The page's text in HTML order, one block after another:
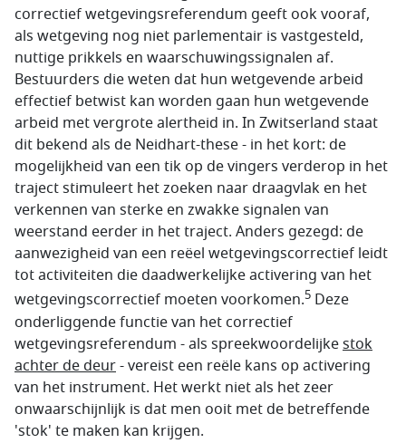
correctief wetgevings­referendum geeft ook vooraf,
als wetgeving nog niet parlementair is vastgesteld,
nuttige prikkels en waarschuwingssignalen af.
Bestuurders die weten dat hun wetgevende arbeid
effectief betwist kan worden gaan hun wetgevende
arbeid met vergrote alertheid in. In Zwitserland staat
dit bekend als de Neidhart-these - in het kort: de
mogelijkheid van een tik op de vingers verderop in het
traject stimuleert het zoeken naar draagvlak en het
verkennen van sterke en zwakke signalen van
weerstand eerder in het traject. Anders gezegd: de
aanwezigheid van een reëel wetgevingscorrectief leidt
tot activiteiten die daadwerkelijke activering van het
wetgevingscorrectief moeten voorkomen.5 Deze
onderliggende functie van het correctief
wetgevingsreferendum - als spreekwoordelijkestok
achter de deur- vereist een reële kans op activering
van het instrument. Het werkt niet als het zeer
onwaarschijnlijk is dat men ooit met de betreffende
'stok' te maken kan krijgen.